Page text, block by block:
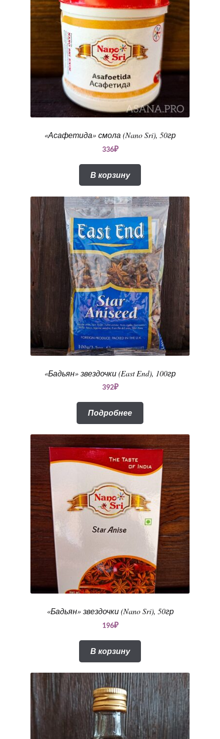
«Асафетида» смола (Nano Sri), 50гр
336₽
В корзину
«Бадьян» звездочки (East End), 100гр
392₽
Подробнее
«Бадьян» звездочки (Nano Sri), 50гр
196₽
В корзину